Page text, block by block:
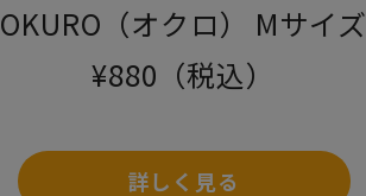
OKURO（オクロ） Mサイズ
¥880（税込）
詳しく見る